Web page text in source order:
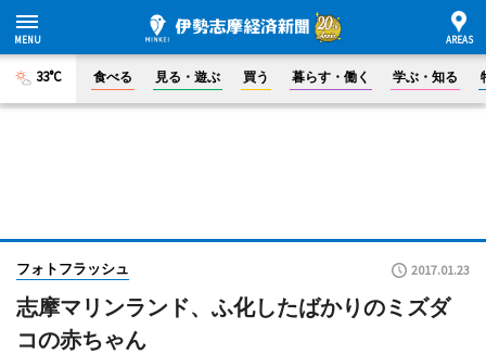
33°C 食べる 見る・遊ぶ 買う 暮らす・働く 学ぶ・知る
フォトフラッシュ 2017.01.23
志摩マリンランド、ふ化したばかりのミズダ
コの赤ちゃん